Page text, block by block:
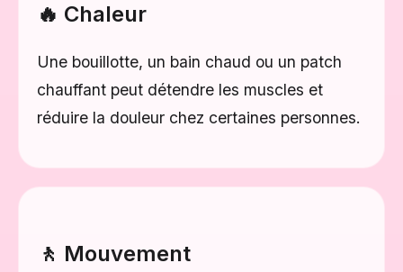
🔥 Chaleur
Une bouillotte, un bain chaud ou un patch
chauffant peut détendre les muscles et
réduire la douleur chez certaines personnes.
🚶 Mouvement